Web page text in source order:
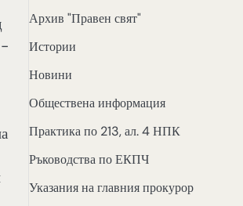
Архив "Правен свят"
Истории
Новини
Обществена информация
Практика по 213, ал. 4 НПК
Ръководства по ЕКПЧ
Указания на главния прокурор